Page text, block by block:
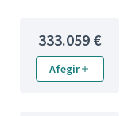
333.059 €
Afegir